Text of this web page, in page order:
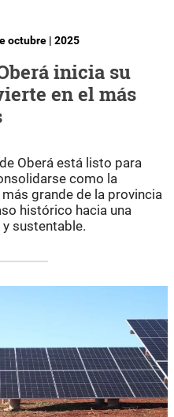
octubre | 2025
inicia su
en el más
Oberá está listo para
como la
grande de la provincia
histórico hacia una
sustentable.